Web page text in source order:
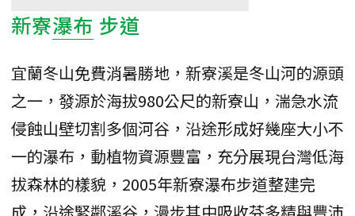
新寮瀑布 步道
宜蘭冬山免費消暑勝地，新寮溪是冬山河的源頭
之一，發源於海拔980公尺的新寮山，湍急水流
侵蝕山壁切割多個河谷，沿途形成好幾座大小不
一的瀑布，動植物資源豐富，充分展現台灣低海
拔森林的樣貌，2005年新寮瀑布步道整建完